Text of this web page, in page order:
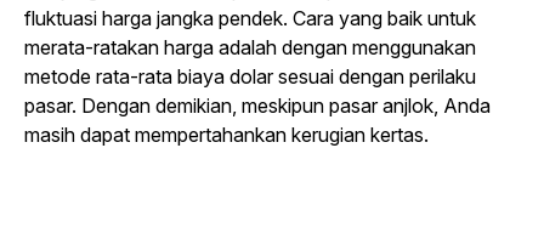
fluktuasi harga jangka pendek. Cara yang baik untuk
merata-ratakan harga adalah dengan menggunakan
metode rata-rata biaya dolar sesuai dengan perilaku
pasar. Dengan demikian, meskipun pasar anjlok, Anda
masih dapat mempertahankan kerugian kertas.